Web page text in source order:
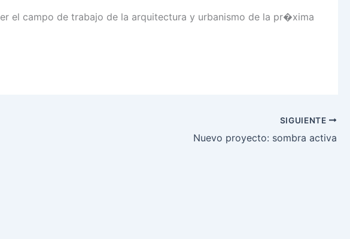
el campo de trabajo de la arquitectura y urbanismo de la pr�xima
SIGUIENTE
Nuevo proyecto: sombra activa